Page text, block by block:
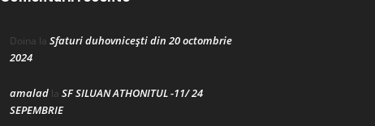
Doina la Sfaturi duhovnicești din 20 octombrie
2024
amalad la SF SILUAN ATHONITUL -11/ 24
SEPEMBRIE